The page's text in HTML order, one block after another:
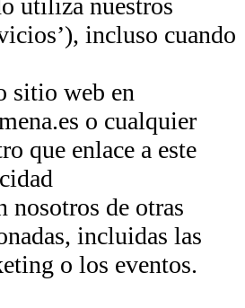
utiliza nuestros
incluso cuando
sitio web en
o cualquier
que enlace a este
nosotros de otras
incluidas las
o los eventos.